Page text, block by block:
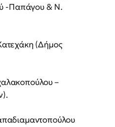
-Παπάγου & Ν.
(Δήμος
–